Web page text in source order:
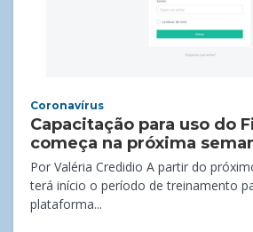
Coronavírus
Capacitação para uso do
começa na próxima
Por Valéria Credidio A partir do
terá início o período de treinamento
plataforma...